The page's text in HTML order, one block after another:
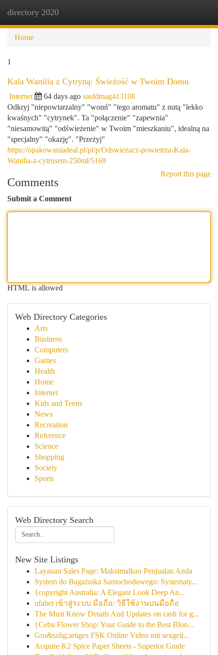
directory 2020
Home
1
Kala Wanilia z Cytryną: Świeżość w Twoim Domu
Internet 64 days ago sauldmag413108
Odkryj "niepowtarzalny" "wonń" "tego aromatu" z nutą "lekko
kwaśnych" "cytrynek". Ta "połączenie" "zapewnia"
"niesamowitą" "odświeżenie" w Twoim "mieszkaniu", idealną na
"specjalny" "okazję". "Przeżyj"
https://opakowaniadeal.pl/pl/p/Odswiezacz-powietrza-Kala-
Wanilia-z-cytrusem-250ml/5169
Report this page
Comments
Submit a Comment
HTML is allowed
Web Directory Categories
Arts
Business
Computers
Games
Health
Home
Internet
Kids and Teens
News
Recreation
Reference
Science
Shopping
Society
Sports
Web Directory Search
New Site Listings
Layanan Sales Page: Maksimalkan Penjualan Anda
System do Bagażnika Samochodowego: Systematy...
{copyright Australia: A Elegant Look Deep An...
ufabet เข้าสู่ระบบ มือถือ: วิธีใช้งานบนมือถือ
The Must Know Details And Updates on cash for g...
{Cebu Flower Shop: Your Guide to the Best Bloo...
Gro&szlig;artiges FSK Online Video mit sexgeil...
Acquire K2 Spice Paper Sheets - Superior Grade